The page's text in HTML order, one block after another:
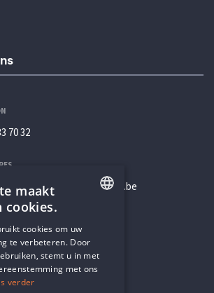
70 32
4
2000
DUTCH
maakt
cookies.
cookies om uw
te verbeteren. Door
stemt u in met
met ons
verder